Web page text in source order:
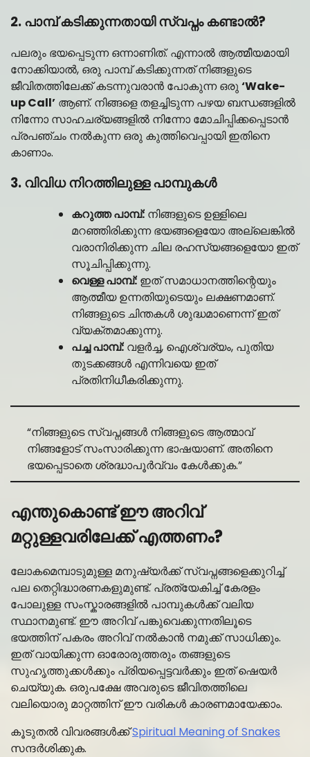
2. പാമ്പ് കടിക്കുന്നതായി സ്വപ്നം കണ്ടാൽ?
പലരും ഭയപ്പെടുന്ന ഒന്നാണിത്. എന്നാൽ ആത്മീയമായി
നോക്കിയാൽ, ഒരു പാമ്പ് കടിക്കുന്നത് നിങ്ങളുടെ
ജീവിതത്തിലേക്ക് കടന്നുവരാൻ പോകുന്ന ഒരു‘Wake-
up Call’ ആണ്. നിങ്ങളെ തളച്ചിടുന്ന പഴയ ബന്ധങ്ങളിൽ
നിന്നോ സാഹചര്യങ്ങളിൽ നിന്നോ മോചിപ്പിക്കപ്പെടാൻ
പ്രപഞ്ചം നൽകുന്ന ഒരു കുത്തിവെപ്പായി ഇതിനെ
കാണാം.
3. വിവിധ നിറത്തിലുള്ള പാമ്പുകൾ
കറുത്ത പാമ്പ്: നിങ്ങളുടെ ഉള്ളിലെ
മറഞ്ഞിരിക്കുന്ന ഭയങ്ങളെയോ അല്ലെങ്കിൽ
വരാനിരിക്കുന്ന ചില രഹസ്യങ്ങളെയോ ഇത്
സൂചിപ്പിക്കുന്നു.
വെള്ള പാമ്പ്: ഇത് സമാധാനത്തിന്റെയും
ആത്മീയ ഉന്നതിയുടെയും ലക്ഷണമാണ്.
നിങ്ങളുടെ ചിന്തകൾ ശുദ്ധമാണെന്ന് ഇത്
വ്യക്തമാക്കുന്നു.
പച്ച പാമ്പ്: വളർച്ച, ഐശ്വര്യം, പുതിയ
തുടക്കങ്ങൾ എന്നിവയെ ഇത്
പ്രതിനിധീകരിക്കുന്നു.
“നിങ്ങളുടെ സ്വപ്നങ്ങൾ നിങ്ങളുടെ ആത്മാവ്
നിങ്ങളോട് സംസാരിക്കുന്ന ഭാഷയാണ്. അതിനെ
ഭയപ്പെടാതെ ശ്രദ്ധാപൂർവ്വം കേൾക്കുക.”
എന്തുകൊണ്ട് ഈ അറിവ്
മറ്റുള്ളവരിലേക്ക് എത്തണം?
ലോകമെമ്പാടുമുള്ള മനുഷ്യർക്ക് സ്വപ്നങ്ങളെക്കുറിച്ച്
പല തെറ്റിദ്ധാരണകളുമുണ്ട്. പ്രത്യേകിച്ച് കേരളം
പോലുള്ള സംസ്കാരങ്ങളിൽ പാമ്പുകൾക്ക് വലിയ
സ്ഥാനമുണ്ട്. ഈ അറിവ് പങ്കുവെക്കുന്നതിലൂടെ
ഭയത്തിന് പകരം അറിവ് നൽകാൻ നമുക്ക് സാധിക്കും.
ഇത് വായിക്കുന്ന ഓരോരുത്തരും തങ്ങളുടെ
സുഹൃത്തുക്കൾക്കും പ്രിയപ്പെട്ടവർക്കും ഇത് ഷെയർ
ചെയ്യുക. ഒരുപക്ഷേ അവരുടെ ജീവിതത്തിലെ
വലിയൊരു മാറ്റത്തിന് ഈ വരികൾ കാരണമായേക്കാം.
കൂടുതൽ വിവരങ്ങൾക്ക്Spiritual Meaning of Snakes
സന്ദർശിക്കുക.